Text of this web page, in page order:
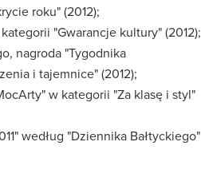
roku" (2012);
"Gwarancje kultury" (2012);
nagroda "Tygodnika
i tajemnice" (2012);
w kategorii "Za klasę i styl"
według "Dziennika Bałtyckiego"